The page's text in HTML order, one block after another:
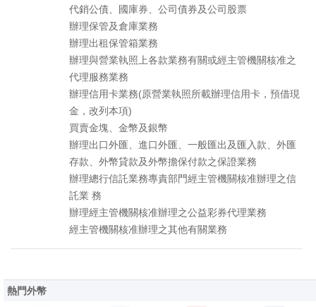
代銷公債、國庫券、公司債券及公司股票
辦理保管及倉庫業務
辦理出租保管箱業務
辦理與營業執照上各款業務有關或經主管機關核准之
代理服務業務
辦理信用卡業務(原營業執照所載辦理信用卡，預借現
金，改列本項)
買賣金塊、金幣及銀幣
辦理出口外匯、進口外匯、一般匯出及匯入款、外匯
存款、外幣貸款及外幣擔保付款之保證業務
辦理總行信託業務專責部門經主管機關核准辦理之信
託業 務
辦理經主管機關核准辦理之公益彩券代理業務
經主管機關核准辦理之其他有關業務
熱門外幣